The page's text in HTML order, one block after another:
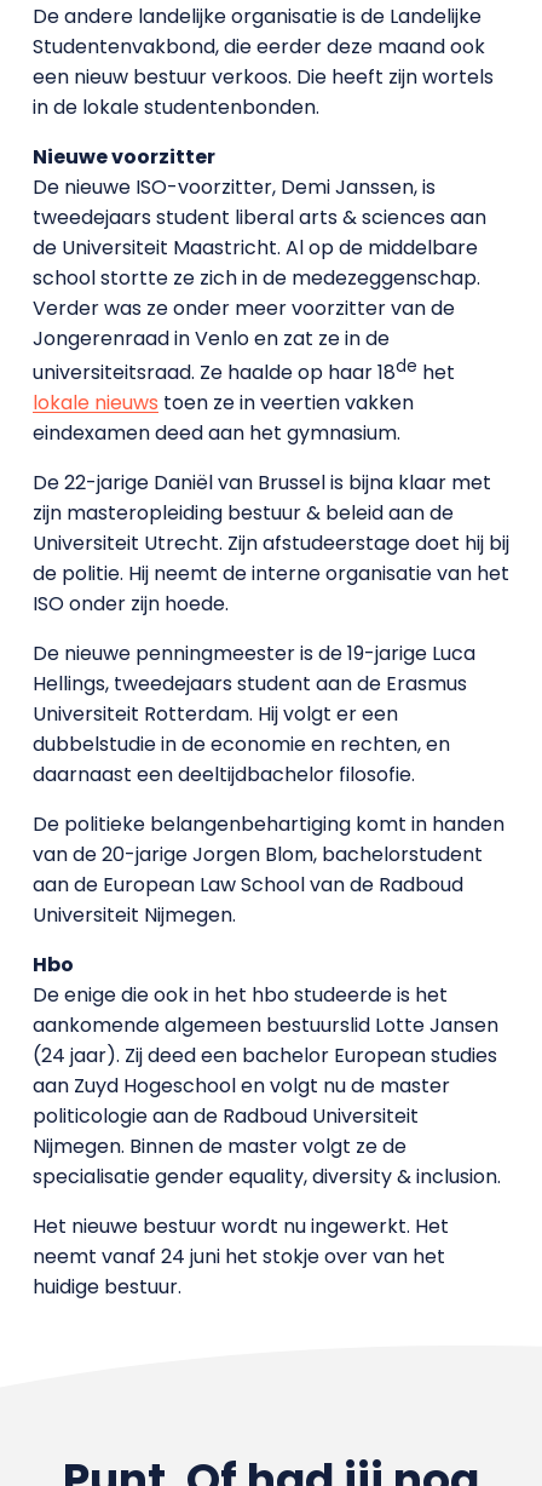
De andere landelijke organisatie is de Landelijke
Studentenvakbond, die eerder deze maand ook
een nieuw bestuur verkoos. Die heeft zijn wortels
in de lokale studentenbonden.
Nieuwe voorzitter
De nieuwe ISO-voorzitter, Demi Janssen, is
tweedejaars student liberal arts & sciences aan
de Universiteit Maastricht. Al op de middelbare
school stortte ze zich in de medezeggenschap.
Verder was ze onder meer voorzitter van de
Jongerenraad in Venlo en zat ze in de
universiteitsraad. Ze haalde op haar 18de het
lokale nieuws toen ze in veertien vakken
eindexamen deed aan het gymnasium.
De 22-jarige Daniël van Brussel is bijna klaar met
zijn masteropleiding bestuur & beleid aan de
Universiteit Utrecht. Zijn afstudeerstage doet hij bij
de politie. Hij neemt de interne organisatie van het
ISO onder zijn hoede.
De nieuwe penningmeester is de 19-jarige Luca
Hellings, tweedejaars student aan de Erasmus
Universiteit Rotterdam. Hij volgt er een
dubbelstudie in de economie en rechten, en
daarnaast een deeltijdbachelor filosofie.
De politieke belangenbehartiging komt in handen
van de 20-jarige Jorgen Blom, bachelorstudent
aan de European Law School van de Radboud
Universiteit Nijmegen.
Hbo
De enige die ook in het hbo studeerde is het
aankomende algemeen bestuurslid Lotte Jansen
(24 jaar). Zij deed een bachelor European studies
aan Zuyd Hogeschool en volgt nu de master
politicologie aan de Radboud Universiteit
Nijmegen. Binnen de master volgt ze de
specialisatie gender equality, diversity & inclusion.
Het nieuwe bestuur wordt nu ingewerkt. Het
neemt vanaf 24 juni het stokje over van het
huidige bestuur.